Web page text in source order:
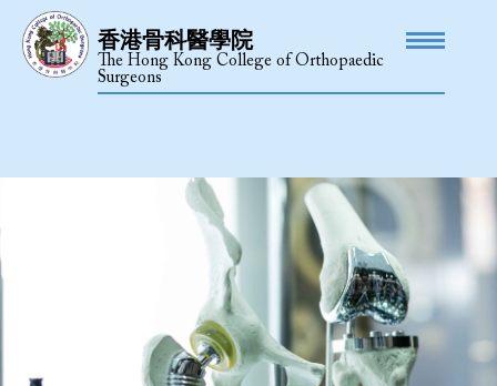
香港骨科醫學院
The Hong Kong College of Orthopaedic
Surgeons